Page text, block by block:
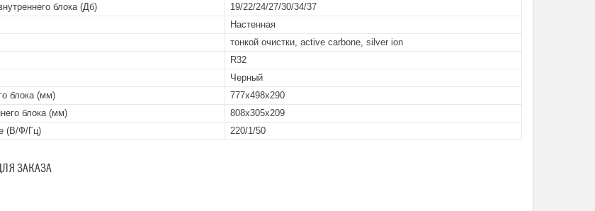
блока (Дб)
19/22/24/27/30/34/37
Настенная
тонкой очистки, active carbone, silver ion
R32
Черный
блока (мм)
777x498x290
блока (мм)
808x305x209
(В/Ф/Гц)
220/1/50
ЗАКАЗА